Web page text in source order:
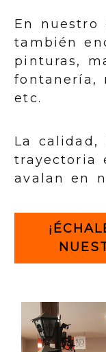
En nuestro
también
pinturas,
fontanería,
etc.
La calidad,
trayectoria
avalan en